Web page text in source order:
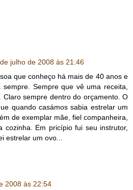
julho de 2008 às 21:46
que conheço há mais de 40 anos e
Sempre que vê uma receita,
Claro sempre dentro do orçamento. O
quando casámos sabia estrelar um
de exemplar mãe, fiel companheira,
cozinha. Em pricípio fui seu instrutor,
estrelar um ovo...
2008 às 22:54